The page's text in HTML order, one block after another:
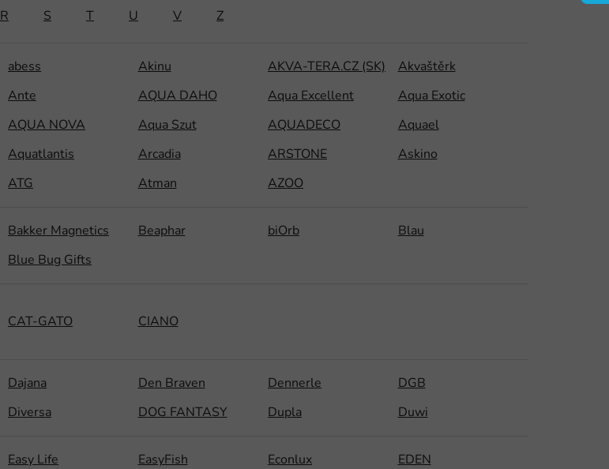
R S T U V Z
abess Akinu AKVA-TERA.CZ (SK)
Akvaštěrk
Ante
AQUA DAHO Aqua Excellent
Aqua Exotic
AQUA NOVA
Aqua Szut AQUADECO
Aquael
Aquatlantis
Arcadia ARSTONE
Askino
ATG
Atman AZOO
Bakker Magnetics Beaphar biOrb
Blau
Blue Bug Gifts
CAT-GATO CIANO
Dajana Den Braven Dennerle
DGB
Diversa
DOG FANTASY Dupla Duwi
Easy Life EasyFish Econlux
EDEN